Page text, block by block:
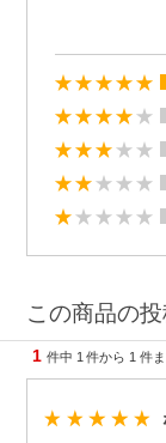
この商品の
1 件中 1 件から 1 件